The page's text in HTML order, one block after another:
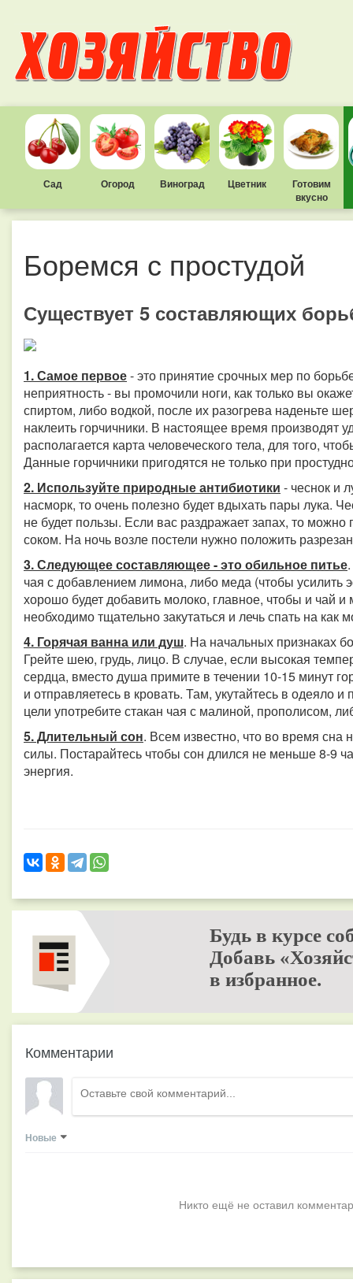
Сад Огород Виноград Цветник
Готовим
вкусно
Боремся с простудой
Существует 5 составляющих
1. Самое первое- это принятие срочных мер по
неприятность - вы промочили ноги, как только вы
спиртом, либо водкой, после их разогрева наденьте
наклеить горчичники. В настоящее время производят
располагается карта человеческого тела, для того,
Данные горчичники пригодятся не только при
2. Используйте природные антибиотики - чеснок и
насморк, то очень полезно будет вдыхать пары лука.
не будет пользы. Если вас раздражает запах, то
соком. На ночь возле постели нужно положить
3. Следующее составляющее - это обильное питье
чая с добавлением лимона, либо меда (чтобы
хорошо будет добавить молоко, главное, чтобы и чай
необходимо тщательно закутаться и лечь спать на
4. Горячая ванна или душ. На начальных признаках
Грейте шею, грудь, лицо. В случае, если высокая
сердца, вместо душа примите в течении 10-15 минут
и отправляетесь в кровать. Там, укутайтесь в одеяло
цели употребите стакан чая с малиной, прополисом,
5. Длительный сон. Всем известно, что во время сна
силы. Постарайтесь чтобы сон длился не меньше 8-9
энергия.
Будь в курсе
Добавь
в избранное.
Комментарии
Новые
Никто ещё не оставил